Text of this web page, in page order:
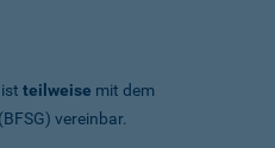
teilweise mit dem
vereinbar.